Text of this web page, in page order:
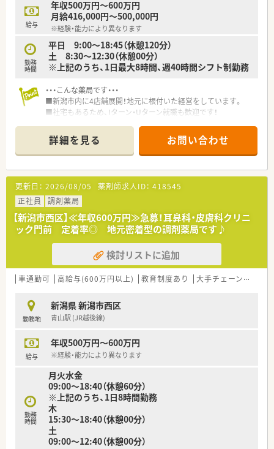
給与
年収500万円～600万円
月給416,000円～500,000円
※経験・能力により異なります
勤務
時間
平日 9:00～18:45（休憩120分）
土 8:30～12:30（休憩00分）
※上記のうち、1日最大8時間、週40時間シフト制勤務
・・・こんな薬局です・・・
■新潟市内に4店舗展開！地元に根付いた経営をしています。
■社宅もあるため、Iターン・Uターン就職も歓迎です！
詳細を見る お問い合わせ
更新日： 2026/08/05 薬剤師求人ID： 418545
正社員
調剤薬局
【新潟市西区】≪年収600万円≫急募！耳鼻科・皮膚科クリニ
ック門前 定着率◎ 地元密着型の調剤薬局です♪
検討リストに追加
車通勤可 高給与(600万円以上) 教育制度あり 大手チェーン以外
勤務地
新潟県 新潟市西区
青山駅 (JR越後線)
給与
年収500万円～600万円
※経験・能力により異なります
勤務
時間
月火水金
09:00～18:40（休憩60分）
※上記のうち、1日8時間勤務
木
15:30～18:40（休憩00分）
土
09:00～12:40（休憩00分）